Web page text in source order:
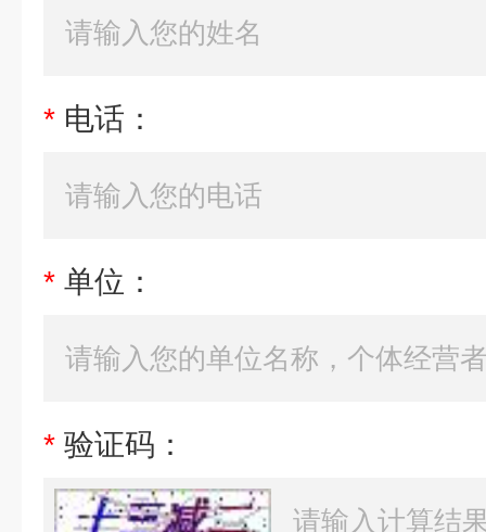
* 电话：
* 单位：
* 验证码：